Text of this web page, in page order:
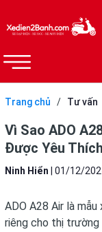
Trang chủ / Tư vấn
Vì Sao ADO
Được Yêu
Ninh Hiển 01/12/
ADO A28 Air là
riêng cho thị trường